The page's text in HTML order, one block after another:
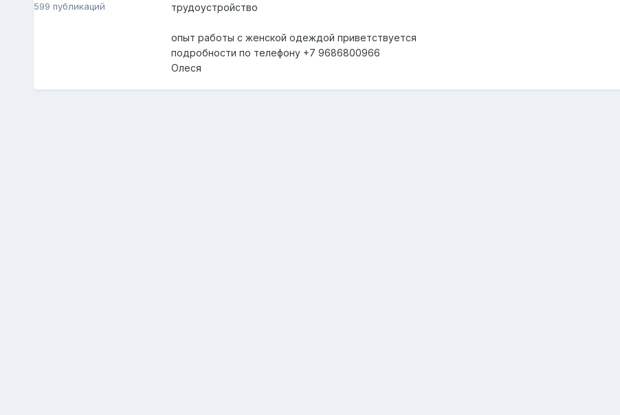
599 публикаций
трудоустройство
опыт работы с женской одеждой приветствуется
подробности по телефону +7 9686800966
Олеся